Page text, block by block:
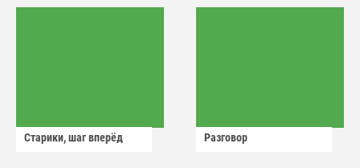
Старики, шаг вперёд Разговор